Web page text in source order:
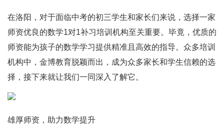
在洛阳，对于面临中考的初三学生和家长们来说，选择一家
师资优良的数学1对1补习培训机构至关重要。毕竟，优质的
师资能为孩子的数学学习提供精准且高效的指导。众多培训
机构中，金博教育脱颖而出，成为众多家长和学生信赖的选
择，接下来就让我们一同深入了解它。
雄厚师资，助力数学提升